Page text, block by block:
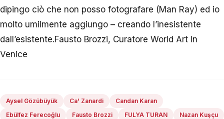
dipingo ciò che non posso fotografare (Man Ray) ed io
molto umilmente aggiungo – creando l’inesistente
dall’esistente.Fausto Brozzi, Curatore World Art In
Venice
Aysel Gözübüyük Ca' Zanardi
Candan Karan
Ebülfez Ferecoğlu
Fausto Brozzi FULYA TURAN
Nazan Kuşçu